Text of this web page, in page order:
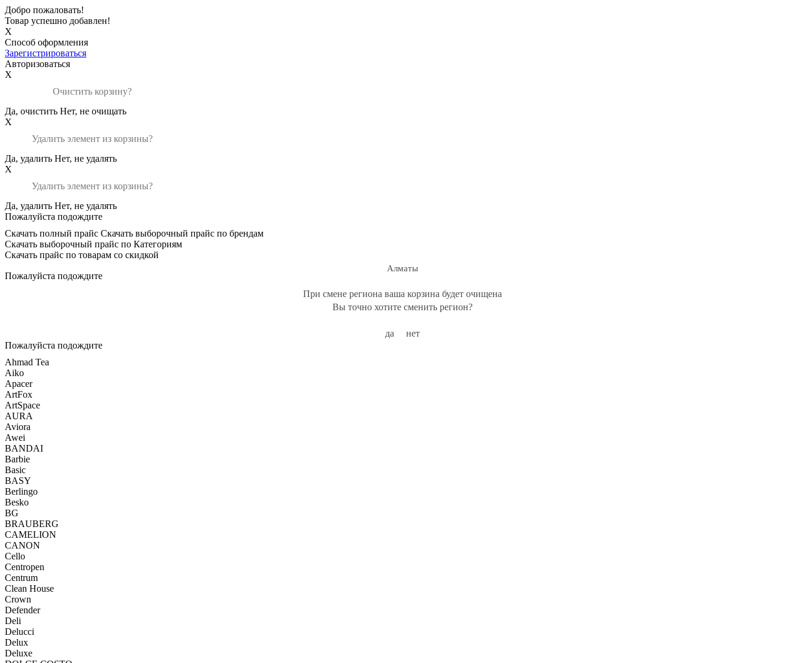
Добро пожаловать!
Товар успешно добавлен!
X
Способ оформления
Зарегистрироваться
Авторизоваться
X
Очистить корзину?
Да, очистить Нет, не очищать
X
Удалить элемент из корзины?
Да, удалить Нет, не удалять
X
Удалить элемент из корзины?
Да, удалить Нет, не удалять
Пожалуйста подождите
Скачать полный прайс Скачать выборочный прайс по брендам
Скачать выборочный прайс по Категориям
Скачать прайс по товарам со скидкой
Алматы
Пожалуйста подождите
При смене региона ваша корзина будет очищена
Вы точно хотите сменить регион?
да
нет
Пожалуйста подождите
Ahmad Tea
Aiko
Apacer
ArtFox
ArtSpace
AURA
Aviora
Awei
BANDAI
Barbie
Basic
BASY
Berlingo
Besko
BG
BRAUBERG
CAMELION
CANON
Cello
Centropen
Centrum
Clean House
Crown
Defender
Deli
Delucci
Delux
Deluxe